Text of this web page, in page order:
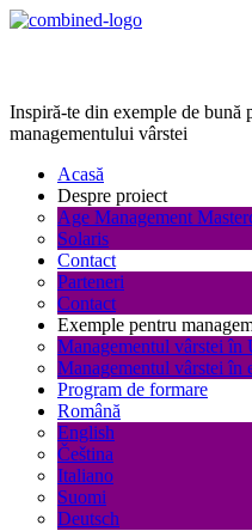
Inspiră-te din exemple de bună
managementului vârstei
Acasă
Despre proiect
Age Management
Solaris
Contact
Parteneri
Contact
Exemple pentru
Managementul vârstei în
Managementul vârstei în
Program de formare
Română
English
Čeština
Italiano
Suomi
Deutsch